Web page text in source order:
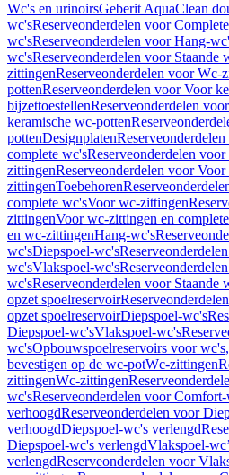
Wc's en urinoirsGeberit AquaClean
wc'sReserveonderdelen voor
wc'sReserveonderdelen voor Hang-
wc'sReserveonderdelen voor Staande
zittingenReserveonderdelen voor Wc-
pottenReserveonderdelen voor Voor
bijzettoestellenReserveonderdelen
keramische wc-potten
pottenDesignplaten
complete wc'sReserveonderdelen
zittingenReserveonderdelen voor
zittingenToebehoren
complete wc'sVoor wc-zittingen
zittingenVoor wc-zittingen en
en wc-zittingenHang-wc's
wc'sDiepspoel-wc's
wc'sVlakspoel-wc's
wc'sReserveonderdelen voor Staande
opzet spoelreservoir
opzet spoelreservoirDiepspoel-wc's
Diepspoel-wc'sVlakspoel-wc's
wc'sOpbouwspoelreservoirs voor
bevestigen op de wc-potWc-zittingen
zittingenWc-zittingen
wc'sReserveonderdelen voor
verhoogdReserveonderdelen voor
verhoogdDiepspoel-wc's verlengd
Diepspoel-wc's verlengdVlakspoel-
verlengdReserveonderdelen voor